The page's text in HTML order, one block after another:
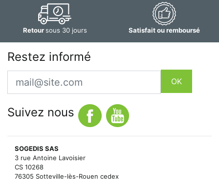
Retoursous 30 jours Satisfait ou remboursé
Restez informé
Email
OK
Suivez nous
SOGEDIS SAS
3 rue Antoine Lavoisier
CS 10268
76305 Sotteville-lès-Rouen cedex